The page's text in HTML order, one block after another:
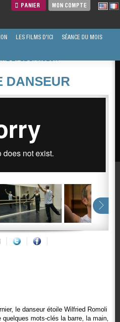
PANIER MON COMPTE
LES FILMS D'ICI SÉANCE DU MOIS
ET LE DANSEUR
DANSEUR
le danseur étoile Wilfried Romoli
mots-clés la barre, la main,